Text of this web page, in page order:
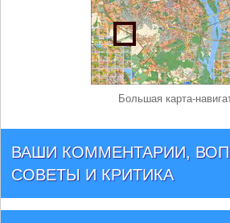
Большая карта-
ВАШИ КОММЕНТАРИИ,
СОВЕТЫ И КРИТИКА